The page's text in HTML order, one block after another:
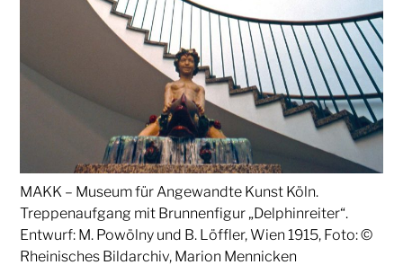
MAKK – Museum für Angewandte Kunst Köln.
Treppenaufgang mit Brunnenfigur „Delphinreiter“.
Entwurf: M. Powölny und B. Löffler, Wien 1915, Foto: ©
Rheinisches Bildarchiv, Marion Mennicken